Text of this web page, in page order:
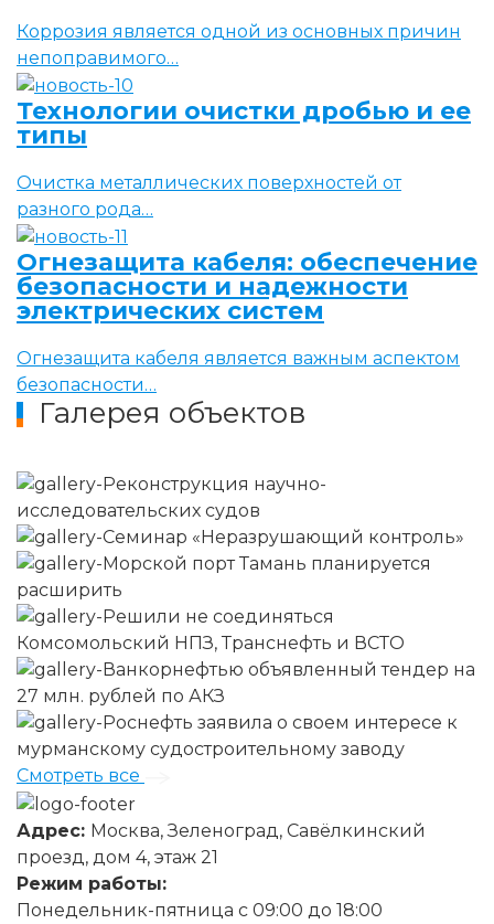
Коррозия является одной из основных причин
непоправимого…
Технологии очистки дробью и ее
типы
Очистка металлических поверхностей от
разного рода…
Огнезащита кабеля: обеспечение
безопасности и надежности
электрических систем
Огнезащита кабеля является важным аспектом
безопасности…
Галерея объектов
Смотреть все
Адрес: Москва, Зеленоград, Савёлкинский
проезд, дом 4, этаж 21
Режим работы:
Понедельник-пятница с 09:00 до 18:00